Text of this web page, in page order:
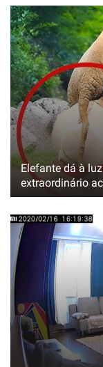
Elefante dá à
extraordinário